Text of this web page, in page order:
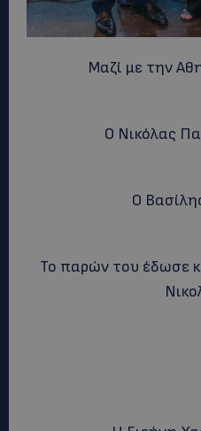
Μαζί με την
O Nικόλας
Ο
Το παρών του έδωσε